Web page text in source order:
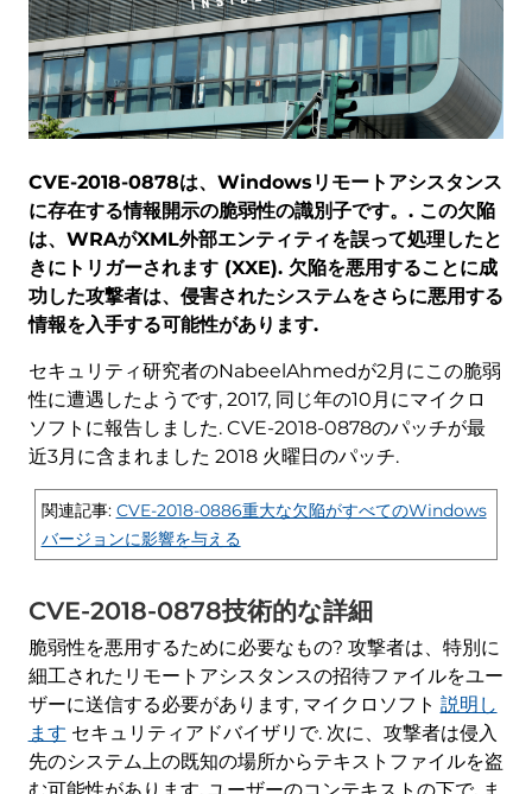
CVE-2018-0878は、Windowsリモートアシスタンス
に存在する情報開示の脆弱性の識別子です。. この欠陥
は、WRAがXML外部エンティティを誤って処理したと
きにトリガーされます (XXE). 欠陥を悪用することに成
功した攻撃者は、侵害されたシステムをさらに悪用する
情報を入手する可能性があります.
セキュリティ研究者のNabeelAhmedが2月にこの脆弱
性に遭遇したようです, 2017, 同じ年の10月にマイクロ
ソフトに報告しました. CVE-2018-0878のパッチが最
近3月に含まれました 2018 火曜日のパッチ.
関連記事: CVE-2018-0886重大な欠陥がすべてのWindows
バージョンに影響を与える
CVE-2018-0878技術的な詳細
脆弱性を悪用するために必要なもの? 攻撃者は、特別に
細工されたリモートアシスタンスの招待ファイルをユー
ザーに送信する必要があります, マイクロソフト 説明し
ます セキュリティアドバイザリで. 次に、攻撃者は侵入
先のシステム上の既知の場所からテキストファイルを盗